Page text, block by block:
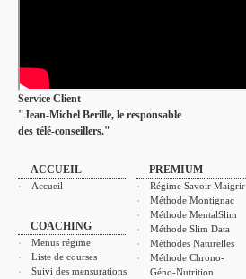
Service Client
"Jean-Michel Berille, le responsable
des télé-conseillers."
ACCUEIL
Accueil
COACHING
Menus régime
Liste de courses
Suivi des mensurations
PREMIUM
Régime Savoir Maigrir
Méthode Montignac
Méthode MentalSlim
Méthode Slim Data
Méthodes Naturelles
Méthode Chrono-
Géno-Nutrition